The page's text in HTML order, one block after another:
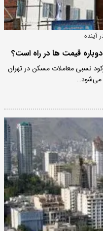
آینده
قیمت ها در راه است؟
رکود نسبی معاملات مسکن در تهران
می‌شود…